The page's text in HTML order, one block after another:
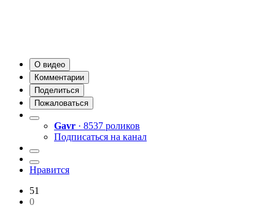
О видео
Комментарии
Поделиться
Пожаловаться
Gavr · 8537 роликов
Подписаться на канал
Нравится
51
0